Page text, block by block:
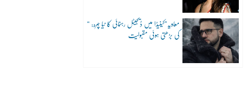
“معاویہ”کینیڈا میں ڈیجیٹل رہنمائی کا نیا چہرہ:
کی بڑھتی ہوئی مقبولیت